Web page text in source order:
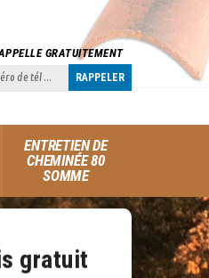
GRATUITEMENT
ENTRETIEN DE
CHEMINÉE 80
SOMME
gratuit